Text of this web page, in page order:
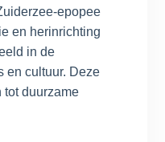
epopee
en herinrichting
in de
en cultuur. Deze
duurzame